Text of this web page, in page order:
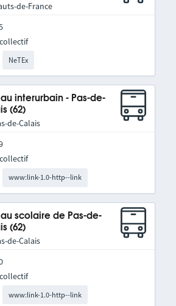
de-France
NeTEx
interurbain - Pas-de-
(62)
de-Calais
www:link-1.0-http--link
scolaire de Pas-de-
(62)
de-Calais
www:link-1.0-http--link